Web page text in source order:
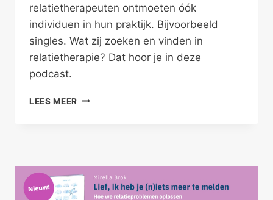
relatietherapeuten ontmoeten óók
individuen in hun praktijk. Bijvoorbeeld
singles. Wat zij zoeken en vinden in
relatietherapie? Dat hoor je in deze
podcast.
LEES MEER SINGLES